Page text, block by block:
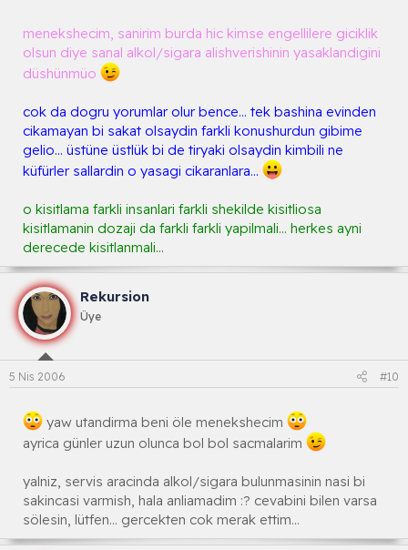
alabilir ona götürme gibi yorumlar oluşuyor. :wink:
Sonuçta böyle bir kısıtlama var ise bütün insanları
menekshecim, sanirim burda hic kimse engellilere giciklik
olsun diye sanal alkol/sigara alishverishinin yasaklandigini
düshünmüo
cok da dogru yorumlar olur bence... tek bashina evinden
cikamayan bi sakat olsaydin farkli konushurdun gibime
gelio... üstüne üstlük bi de tiryaki olsaydin kimbili ne
küfürler sallardin o yasagi cikaranlara...
o kisitlama farkli insanlari farkli shekilde kisitliosa
kisitlamanin dozaji da farkli farkli yapilmali... herkes ayni
derecede kisitlanmali...
Rekursion
Üye
5 Nis 2006 #10
yaw utandirma beni öle menekshecim
ayrica günler uzun olunca bol bol sacmalarim
yalniz, servis aracinda alkol/sigara bulunmasinin nasi bi
sakincasi varmish, hala anliamadim :? cevabini bilen varsa
sölesin, lütfen... gercekten cok merak ettim...